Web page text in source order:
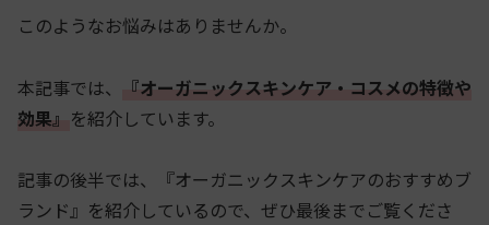
このようなお悩みはありませんか。
本記事では、
『オーガニックスキンケア・コスメの特徴や
効果』 を紹介しています。
記事の後半では、『オーガニックスキンケアのおすすめブ
ランド』を紹介しているので、ぜひ最後までご覧くださ